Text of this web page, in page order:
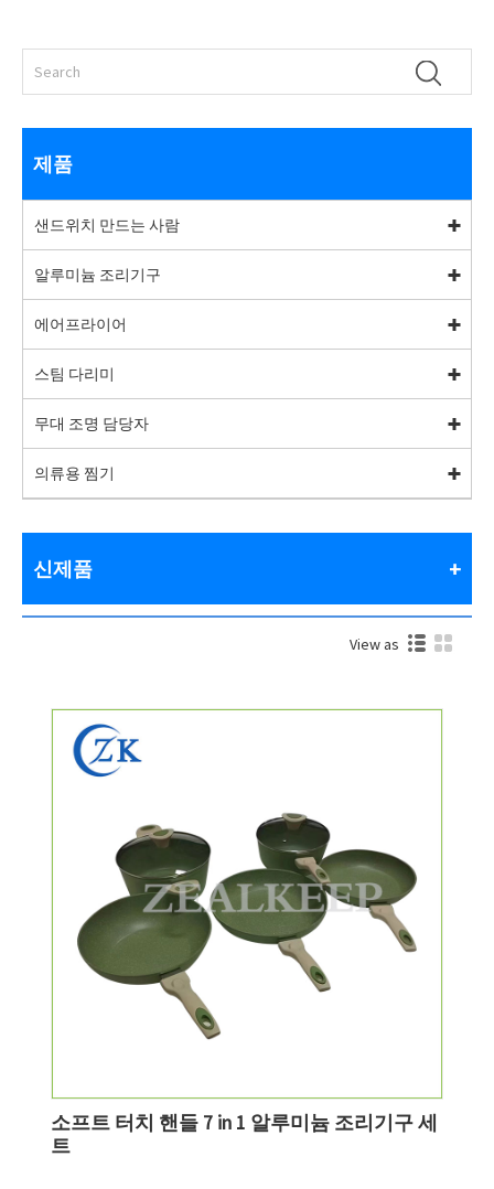
제품
샌드위치 만드는 사람
알루미늄 조리기구
에어프라이어
스팀 다리미
무대 조명 담당자
의류용 찜기
신제품
View as
소프트 터치 핸들 7 in 1 알루미늄 조리기구 세
트